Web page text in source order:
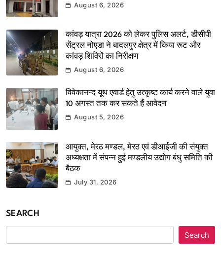
August 6, 2026
कांवड़ यात्रा 2026 को लेकर पुलिस अलर्ट, डीसीपी
सेंट्रल नोएडा ने बादलपुर क्षेत्र में किया रूट और
कांवड़ शिविरों का निरीक्षण
August 6, 2026
विवेकानन्द यूथ एवार्ड हेतु उत्कृष्ट कार्य करने वाले युवा
10 अगस्त तक कर सकते हैं आवेदन
August 5, 2026
आयुक्त, मेरठ मण्डल, मेरठ एवं डीआईजी की संयुक्त
अध्यक्षता में संपन्न हुई मण्डलीय उद्योग बंधु समिति की
बैठक
July 31, 2026
SEARCH
Search